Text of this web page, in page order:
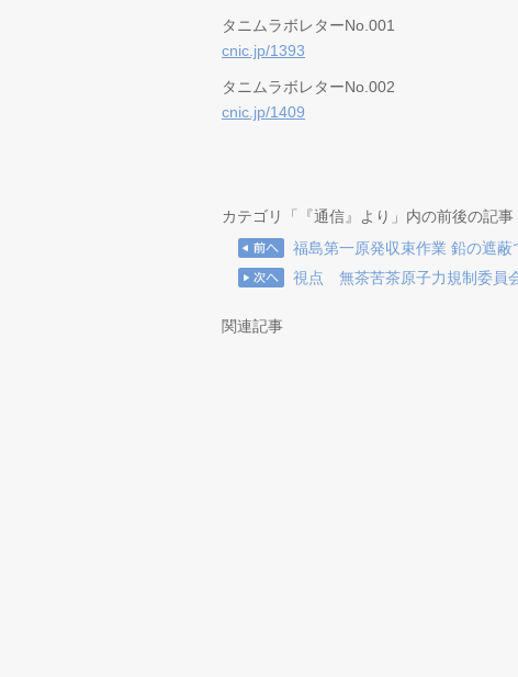
タニムラボレターNo.001
cnic.jp/1393
タニムラボレターNo.002
cnic.jp/1409
カテゴリ「『通信』より」内の前後の記事
福島第一原発収束作業 鉛の遮
視点 無茶苦茶原子力規制委員
関連記事